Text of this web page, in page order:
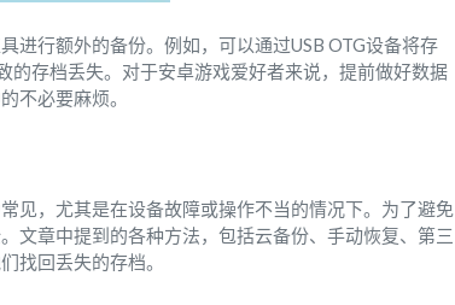
进行额外的备份。例如，可以通过USB OTG设备将存
存档丢失。对于安卓游戏爱好者来说，提前做好数据
不必要麻烦。
见，尤其是在设备故障或操作不当的情况下。为了避免
文章中提到的各种方法，包括云备份、手动恢复、第三
找回丢失的存档。